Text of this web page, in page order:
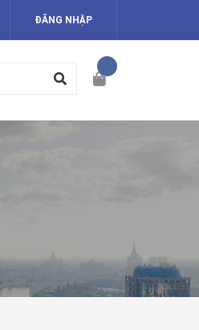
ĐĂNG NHẬP